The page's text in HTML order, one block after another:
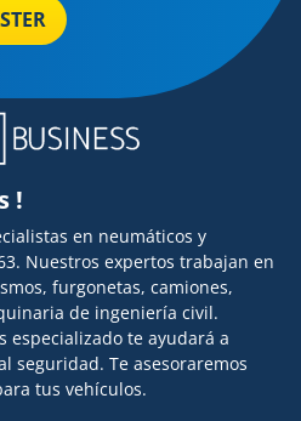
!
en neumáticos y
Nuestros expertos trabajan en
furgonetas, camiones,
de ingeniería civil.
especializado te ayudará a
seguridad. Te asesoraremos
tus vehículos.